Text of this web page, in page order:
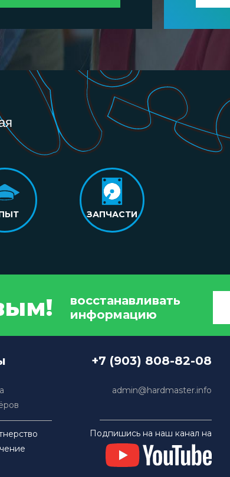
ЗАПЧАСТИ
восстанавливать
информацию
+7 (903) 808-82-08
admin@hardmaster.info
Подпишись на наш канал на